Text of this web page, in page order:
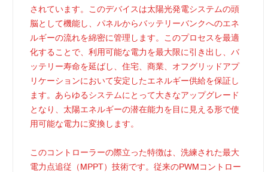
されています。このデバイスは太陽光発電システムの頭
脳として機能し、パネルからバッテリーバンクへのエネ
ルギーの流れを綿密に管理します。このプロセスを最適
化することで、利用可能な電力を最大限に引き出し、バ
ッテリー寿命を延ばし、住宅、商業、オフグリッドアプ
リケーションにおいて安定したエネルギー供給を保証し
ます。あらゆるシステムにとって大きなアップグレード
となり、太陽エネルギーの潜在能力を目に見える形で使
用可能な電力に変換します。
このコントローラーの際立った特徴は、洗練された最大
電力点追従（MPPT）技術です。従来のPWMコントロー